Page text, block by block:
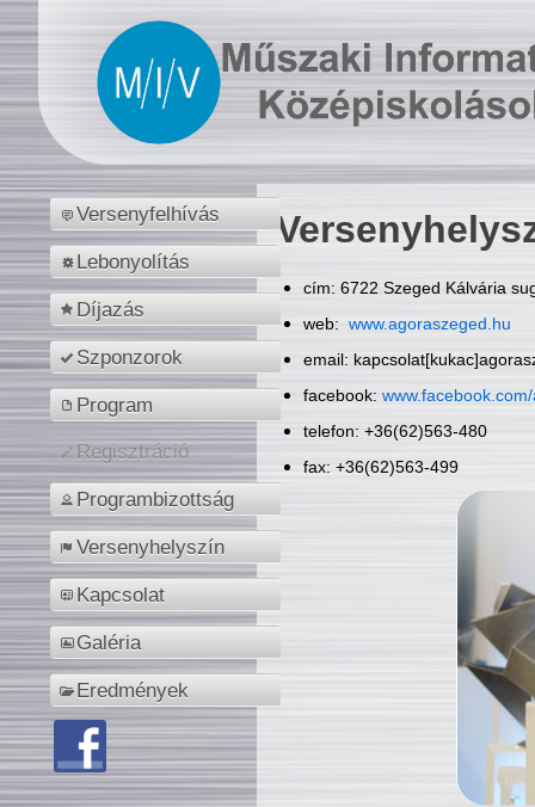
Versenyfelhívás
Lebonyolítás
Díjazás
Szponzorok
Program
Regisztráció
Programbizottság
Versenyhelyszín
Kapcsolat
Galéria
Eredmények
cím: 6722 Szeged Kálvária
web: www.agoraszeged.hu
email:
facebook:
telefon: +36(62)563-480
fax: +36(62)563-499